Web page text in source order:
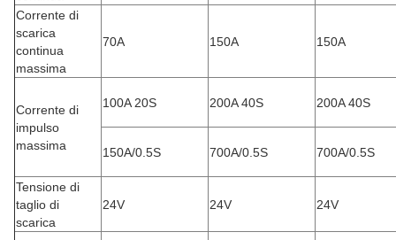
Corrente di
scarica
continua
massima
70A 150A 150A
Corrente di
impulso
massima
100A 20S 200A 40S 200A 40S
150A/0.5S 700A/0.5S 700A/0.5S
Tensione di
taglio di
scarica
24V 24V 24V